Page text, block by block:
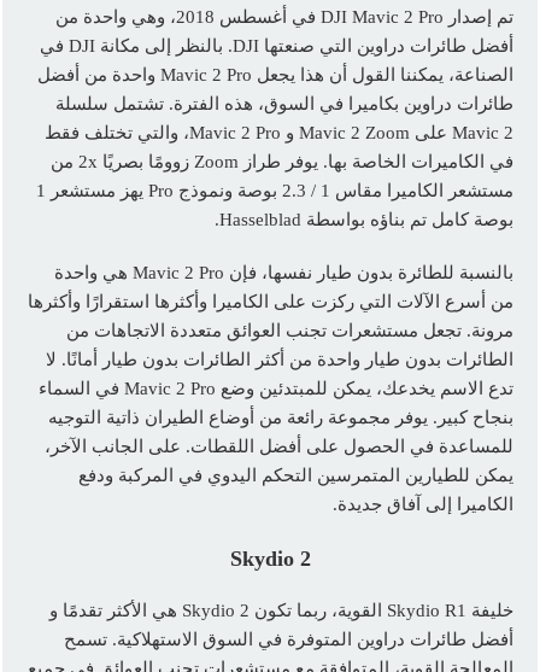
تم إصدار DJI Mavic 2 Pro في أغسطس 2018، وهي واحدة من
أفضل طائرات دراوين التي صنعتها DJI. بالنظر إلى مكانة DJI في
الصناعة، يمكننا القول أن هذا يجعل Mavic 2 Pro واحدة من أفضل
طائرات دراوين بكاميرا في السوق، هذه الفترة. تشتمل سلسلة
Mavic 2 على Mavic 2 Zoom و Mavic 2 Pro، والتي تختلف فقط
في الكاميرات الخاصة بها. يوفر طراز Zoom زوومًا بصريًا 2x من
مستشعر الكاميرا مقاس 1 / 2.3 بوصة ونموذج Pro يهز مستشعر 1
بوصة كامل تم بناؤه بواسطة Hasselblad.
بالنسبة للطائرة بدون طيار نفسها، فإن Mavic 2 Pro هي واحدة
من أسرع الآلات التي ركزت على الكاميرا وأكثرها استقرارًا وأكثرها
مرونة. تجعل مستشعرات تجنب العوائق متعددة الاتجاهات من
الطائرات بدون طيار واحدة من أكثر الطائرات بدون طيار أمانًا. لا
تدع الاسم يخدعك، يمكن للمبتدئين وضع Mavic 2 Pro في السماء
بنجاح كبير. يوفر مجموعة رائعة من أوضاع الطيران ذاتية التوجيه
للمساعدة في الحصول على أفضل اللقطات. على الجانب الآخر،
يمكن للطيارين المتمرسين التحكم اليدوي في المركبة ودفع
الكاميرا إلى آفاق جديدة.
Skydio 2
خليفة Skydio R1 القوية، ربما تكون Skydio 2 هي الأكثر تقدمًا و
أفضل طائرات دراوين المتوفرة في السوق الاستهلاكية. تسمح